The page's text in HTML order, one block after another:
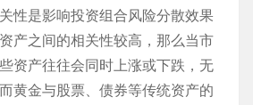
性是影响投资组合风险分散效果
产之间的相关性较高，那么当市
资产往往会同时上涨或下跌，无
黄金与股票、债券等传统资产的